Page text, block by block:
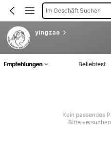
Im Geschäft Suchen
yingzao
Empfehlungen Beliebtest
Kein passendes
Bitte